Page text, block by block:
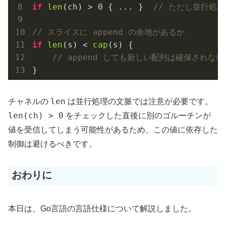
if
len (ch) > 0 { ... } // ただし並行処理
// スライスに append の余地があるか
if
len (s) < cap (s) {
// append しても新しい配列は確保されない
チャネルの len は並行処理の文脈では注意が必要です。
len(ch) > 0 をチェックした直後に別のゴルーチンが
値を受信してしまう可能性があるため、この値に依存した
制御は避けるべきです。
おわりに
本日は、Go言語の言語仕様について解説しました。